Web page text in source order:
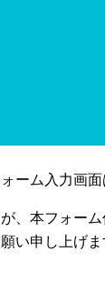
ーム入力画
、本フォー
い申し上げま